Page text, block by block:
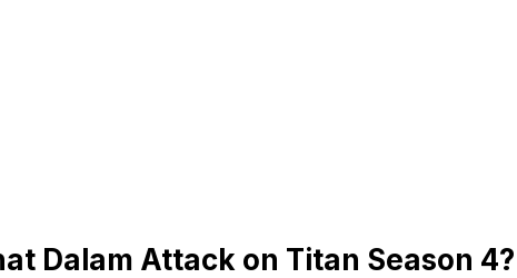
Dalam Attack on Titan Season 4?